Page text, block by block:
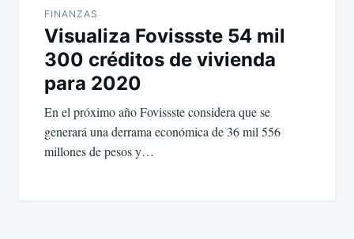
FINANZAS
Visualiza Fovissste 54 mil
300 créditos de vivienda
para 2020
En el próximo año Fovissste considera que se
generará una derrama económica de 36 mil 556
millones de pesos y…